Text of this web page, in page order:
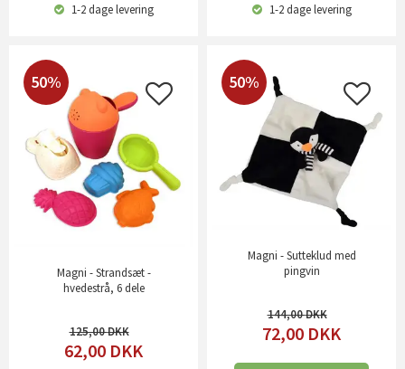
1-2 dagelevering 1-2 dagelevering
50%
Magni - Strandsæt -
hvedestrå, 6 dele
125,00
62,00 DKK
50%
Magni - Sutteklud med
pingvin
144,00
72,00 DKK